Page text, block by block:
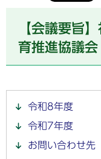
【会議要旨
育推進協議会
令和8年度
令和7年度
お問い合わせ先